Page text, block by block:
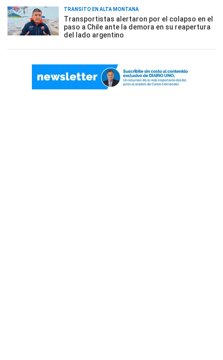
TRÁNSITO EN ALTA MONTAÑA
Transportistas alertaron por el colapso en el
paso a Chile ante la demora en su reapertura
del lado argentino